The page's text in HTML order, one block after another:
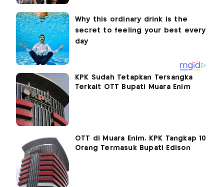
KPK Sudah Tetapkan Tersangka
Terkait OTT Bupati Muara Enim
OTT di Muara Enim, KPK Tangkap 10
Orang Termasuk Bupati Edison